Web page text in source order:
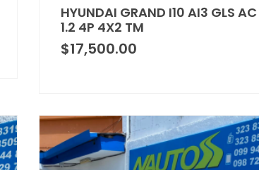
HYUNDAI GRAND I10 AI3 GLS AC
1.2 4P 4X2 TM
$17,500.00